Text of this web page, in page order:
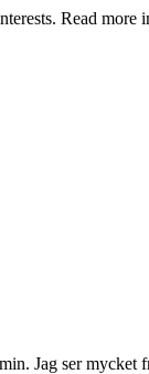
Read more
Jag ser mycket